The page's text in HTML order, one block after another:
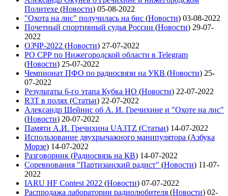
Политехе (Новости) 05-08-2022
"Охота на лис" получилась на бис (Новости) 03-08-2022
Почетный спортивный судья России (Новости) 29-07-
2022
ОЗЧР-2022 (Новости) 27-07-2022
РО СРР по Нижегородской области в Telegram
(Новости) 25-07-2022
Чемпионат ПФО по радиосвязи на УКВ (Новости) 25-
07-2022
Результаты 6-го этапа Кубка НО (Новости) 22-07-2022
R3T в полях (Статьи) 22-07-2022
Александр Шейнис об А. И. Гречихине и "Охоте на лис"
(Новости) 20-07-2022
Памяти А.И. Гречихина UA3TZ (Статьи) 14-07-2022
Использование двухрычажного манипулятора (Азбука
Морзе) 14-07-2022
Разговорник (Радиосвязь на КВ) 14-07-2022
Соревнования "Партизанский радист" (Новости) 11-07-
2022
IARU HF Contest 2022 (Новости) 07-07-2022
Распродажа лаборатории радиолюбителя (Новости) 02-